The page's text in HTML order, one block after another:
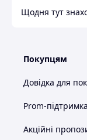
Щодня тут
Покупцям
Довідка для
Prom-підтримка
Акційні